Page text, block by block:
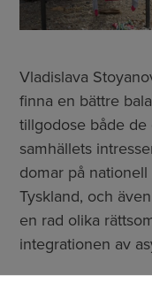
Vladislava
finna en bättre
tillgodose både
samhällets
domar på
Tyskland, och
en rad olika
integrationen av
– Det handlar